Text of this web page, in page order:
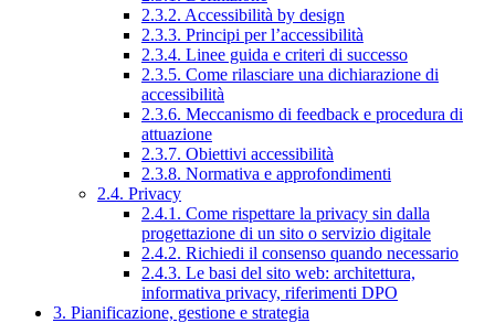
2.3.2. Accessibilità by design
2.3.3. Principi per l’accessibilità
2.3.4. Linee guida e criteri di successo
2.3.5. Come rilasciare una dichiarazione di
accessibilità
2.3.6. Meccanismo di feedback e procedura di
attuazione
2.3.7. Obiettivi accessibilità
2.3.8. Normativa e approfondimenti
2.4. Privacy
2.4.1. Come rispettare la privacy sin dalla
progettazione di un sito o servizio digitale
2.4.2. Richiedi il consenso quando necessario
2.4.3. Le basi del sito web: architettura,
informativa privacy, riferimenti DPO
3. Pianificazione, gestione e strategia